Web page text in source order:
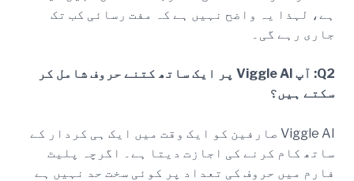
ہے، لہذا یہ واضح نہیں ہے کہ مفت رسائی کب تک
جاری رہے گی۔
Q2: آپ Viggle AI پر ایک ساتھ کتنے حروف شامل کر
سکتے ہیں؟
Viggle AI صارفین کو ایک وقت میں ایک ہی کردار کے
ساتھ کام کرنے کی اجازت دیتا ہے۔ اگرچہ پلیٹ
فارم میں حروف کی تعداد پر کوئی سخت حد نہیں ہے